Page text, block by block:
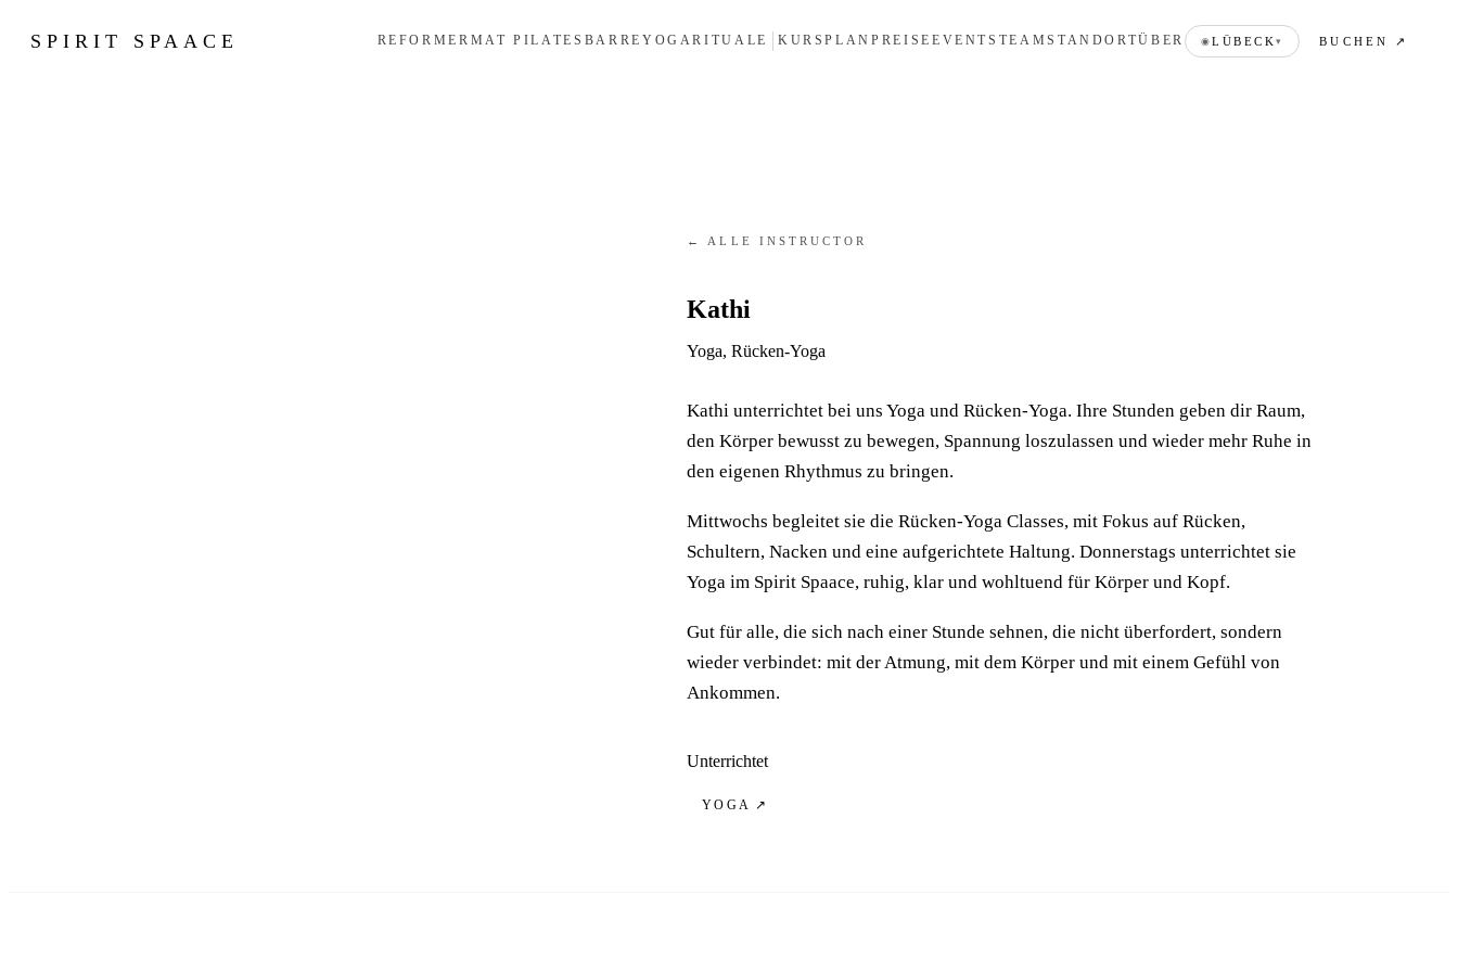
SPIRIT SPAACE REFORMER MAT PILATES BARRE YOGARITUALE KURSPLANPREISE EVENTS TEAMSTANDORTÜBER ◉LÜBECK ▾ BUCHEN ↗
← ALLE INSTRUCTOR
Kathi
Yoga, Rücken-Yoga
Kathi unterrichtet bei uns Yoga und Rücken-Yoga. Ihre Stunden geben dir Raum,
den Körper bewusst zu bewegen, Spannung loszulassen und wieder mehr Ruhe in
den eigenen Rhythmus zu bringen.
Mittwochs begleitet sie die Rücken-Yoga Classes, mit Fokus auf Rücken,
Schultern, Nacken und eine aufgerichtete Haltung. Donnerstags unterrichtet sie
Yoga im Spirit Spaace, ruhig, klar und wohltuend für Körper und Kopf.
Gut für alle, die sich nach einer Stunde sehnen, die nicht überfordert, sondern
wieder verbindet: mit der Atmung, mit dem Körper und mit einem Gefühl von
Ankommen.
Unterrichtet
YOGA ↗